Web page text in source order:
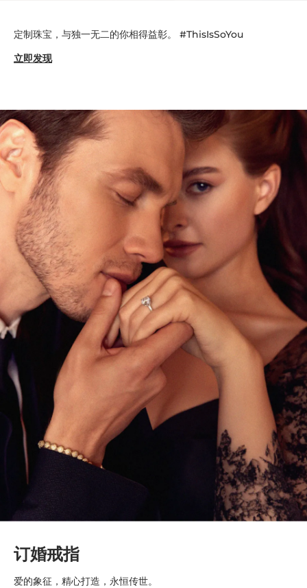
定制珠宝，与独一无二的你相得益彰。 #ThisIsSoYou
立即发现
订婚戒指
爱的象征，精心打造，永恒传世。